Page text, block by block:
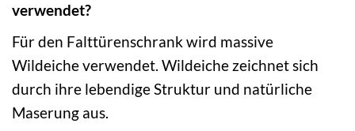
verwendet?
Für den Falttürenschrank wird massive
Wildeiche verwendet. Wildeiche zeichnet sich
durch ihre lebendige Struktur und natürliche
Maserung aus.